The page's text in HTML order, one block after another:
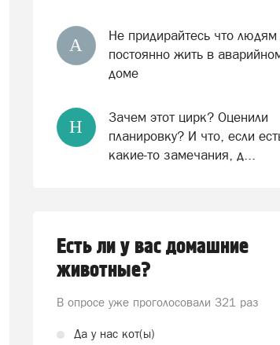
А
Не придирайтесь что людям
постоянно жить в
доме
Н
Зачем этот цирк? Оценили
планировку? И что, если
какие-то замечания, д...
Есть ли у вас домашние
животные?
В опросе уже проголосовали 321 раз
Да у нас кот(ы)